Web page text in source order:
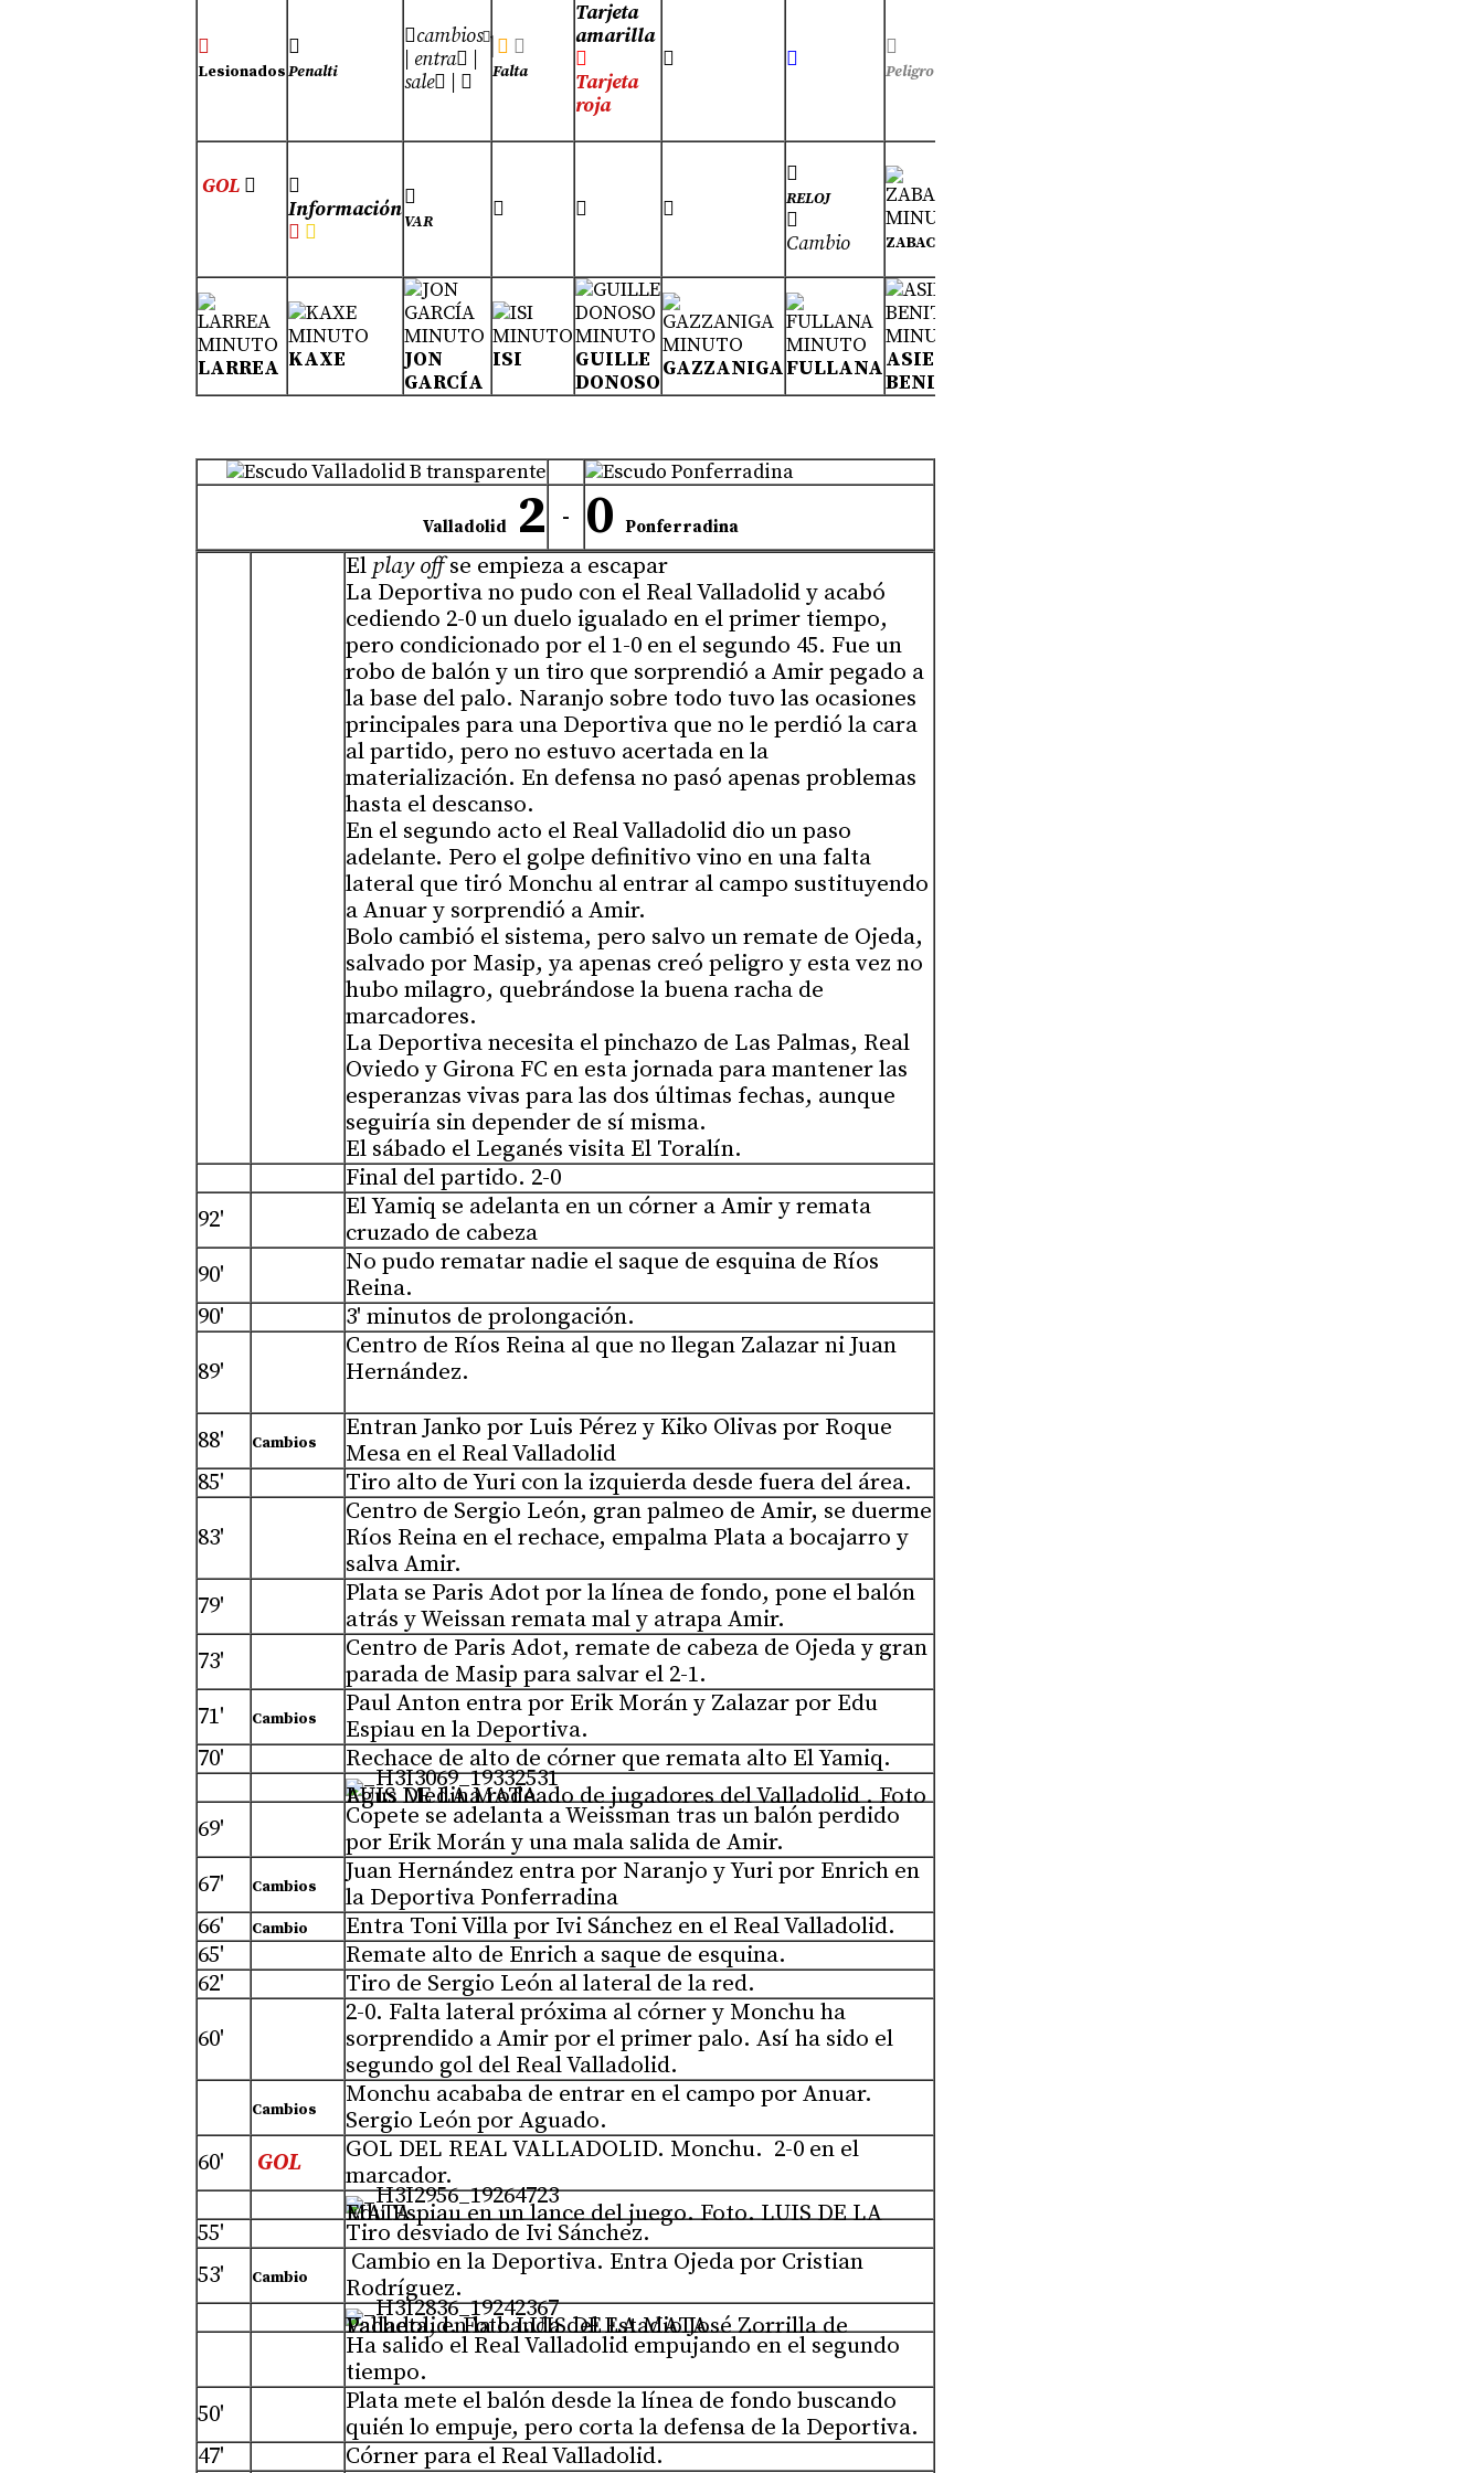

Lesionados

Penalti
cambios
| entra
sale | 
 
Falta
Tarjeta
amarilla

Tarjeta
roja
  
Peligro
GOL 

Información
 

VAR   

RELOJ

Cambio
ZABACO
LARREA KAXE
JON
GARCÍA
ISI
GUILLE
DONOSO
GAZZANIGAFULLANAASIER
BENITO
Valladolid 2 - 0 Ponferradina
El play offse empieza a escapar
La Deportiva no pudo con el Real Valladolid y acabó
cediendo 2-0 un duelo igualado en el primer tiempo,
pero condicionado por el 1-0 en el segundo 45. Fue un
robo de balón y un tiro que sorprendió a Amir pegado a
la base del palo. Naranjo sobre todo tuvo las ocasiones
principales para una Deportiva que no le perdió la cara
al partido, pero no estuvo acertada en la
materialización. En defensa no pasó apenas problemas
hasta el descanso.
En el segundo acto el Real Valladolid dio un paso
adelante. Pero el golpe definitivo vino en una falta
lateral que tiró Monchu al entrar al campo sustituyendo
a Anuar y sorprendió a Amir.
Bolo cambió el sistema, pero salvo un remate de Ojeda,
salvado por Masip, ya apenas creó peligro y esta vez no
hubo milagro, quebrándose la buena racha de
marcadores.
La Deportiva necesita el pinchazo de Las Palmas, Real
Oviedo y Girona FC en esta jornada para mantener las
esperanzas vivas para las dos últimas fechas, aunque
seguiría sin depender de sí misma.
El sábado el Leganés visita El Toralín.
Final del partido. 2-0
92'
El Yamiq se adelanta en un córner a Amir y remata
cruzado de cabeza
90'
No pudo rematar nadie el saque de esquina de Ríos
Reina.
90'
3' minutos de prolongación.
89'
Centro de Ríos Reina al que no llegan Zalazar ni Juan
Hernández.
88' Cambios
Entran Janko por Luis Pérez y Kiko Olivas por Roque
Mesa en el Real Valladolid
85'
Tiro alto de Yuri con la izquierda desde fuera del área.
83'
Centro de Sergio León, gran palmeo de Amir, se duerme
Ríos Reina en el rechace, empalma Plata a bocajarro y
salva Amir.
79'
Plata se Paris Adot por la línea de fondo, pone el balón
atrás y Weissan remata mal y atrapa Amir.
73'
Centro de Paris Adot, remate de cabeza de Ojeda y gran
parada de Masip para salvar el 2-1.
71'
Cambios
Paul Anton entra por Erik Morán y Zalazar por Edu
Espiau en la Deportiva.
70'
Rechace de alto de córner que remata alto El Yamiq.
Agus Medina rodeado de jugadores del Valladolid . Foto LUIS DE LA MATA
69'
Copete se adelanta a Weissman tras un balón perdido
por Erik Morán y una mala salida de Amir.
67'
Cambios
Juan Hernández entra por Naranjo y Yuri por Enrich en
la Deportiva Ponferradina
66'
Cambio
Entra Toni Villa por Ivi Sánchez en el Real Valladolid.
65'
Remate alto de Enrich a saque de esquina.
62'
Tiro de Sergio León al lateral de la red.
60'
2-0. Falta lateral próxima al córner y Monchu ha
sorprendido a Amir por el primer palo. Así ha sido el
segundo gol del Real Valladolid.
Cambios
Monchu acababa de entrar en el campo por Anuar.
Sergio León por Aguado.
60'
GOL
GOL DEL REAL VALLADOLID. Monchu. 2-0 en el
marcador.
Edu Espiau en un lance del juego. Foto. LUIS DE LA MATA
55'
Tiro desviado de Ivi Sánchez.
53'
Cambio
Cambio en la Deportiva. Entra Ojeda por Cristian
Rodríguez.
Pacheta, en la banda del Estadio José Zorrilla de Valladolid. Foto LUIS DE LA MATA
Ha salido el Real Valladolid empujando en el segundo
tiempo.
50'
Plata mete el balón desde la línea de fondo buscando
quién lo empuje, pero corta la defensa de la Deportiva.
47'
Córner para el Real Valladolid.